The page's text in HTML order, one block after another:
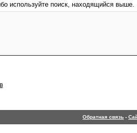
используйте поиск, находящийся выше.
Обратная связь -